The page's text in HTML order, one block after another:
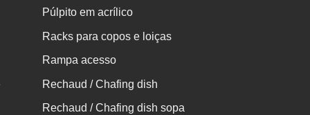
Púlpito em acrílico
Racks para copos e loiças
Rampa acesso
Rechaud / Chafing dish
Rechaud / Chafing dish sopa